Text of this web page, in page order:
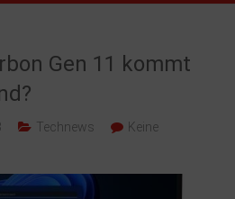
Gen 11 kommt
Technews
Keine